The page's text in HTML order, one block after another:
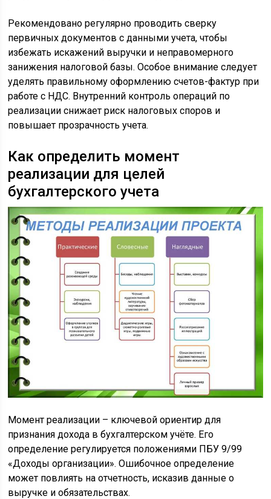
Рекомендовано регулярно проводить сверку
первичных документов с данными учета, чтобы
избежать искажений выручки и неправомерного
занижения налоговой базы. Особое внимание следует
уделять правильному оформлению счетов-фактур при
работе с НДС. Внутренний контроль операций по
реализации снижает риск налоговых споров и
повышает прозрачность учета.
Как определить момент
реализации для целей
бухгалтерского учета
Момент реализации – ключевой ориентир для
признания дохода в бухгалтерском учёте. Его
определение регулируется положениями ПБУ 9/99
«Доходы организации». Ошибочное определение
может повлиять на отчетность, исказив данные о
выручке и обязательствах.